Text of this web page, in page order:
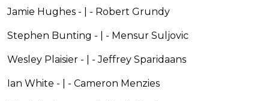
Jamie Hughes - | - Robert Grundy
Stephen Bunting - | - Mensur Suljovic
Wesley Plaisier - | - Jeffrey Sparidaans
Ian White - | - Cameron Menzies